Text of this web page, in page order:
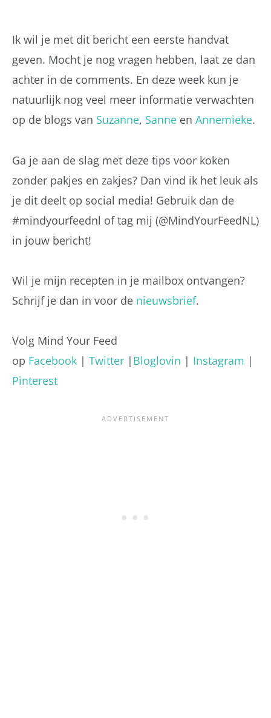
Ik wil je met dit bericht een eerste handvat
geven. Mocht je nog vragen hebben, laat ze dan
achter in de comments. En deze week kun je
natuurlijk nog veel meer informatie verwachten
op de blogs van Suzanne, Sanne en Annemieke.
Ga je aan de slag met deze tips voor koken
zonder pakjes en zakjes? Dan vind ik het leuk als
je dit deelt op social media! Gebruik dan de
#mindyourfeednl of tag mij (@MindYourFeedNL)
in jouw bericht!
Wil je mijn recepten in je mailbox ontvangen?
Schrijf je dan in voor de nieuwsbrief.
Volg Mind Your Feed
op Facebook | Twitter | Bloglovin | Instagram |
Pinterest